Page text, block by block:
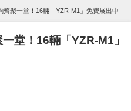
齊聚一堂！16輛「YZR-M1」免費展出中
堂！16輛「YZR-M1」